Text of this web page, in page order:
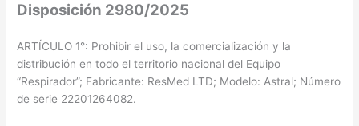
Disposición 2980/2025
ARTÍCULO 1°: Prohibir el uso, la comercialización y la
distribución en todo el territorio nacional del Equipo
“Respirador”; Fabricante: ResMed LTD; Modelo: Astral; Número
de serie 22201264082.